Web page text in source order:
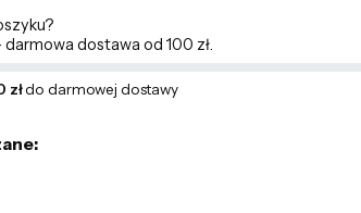
darmowa dostawa od 100 zł.
złdo darmowej dostawy